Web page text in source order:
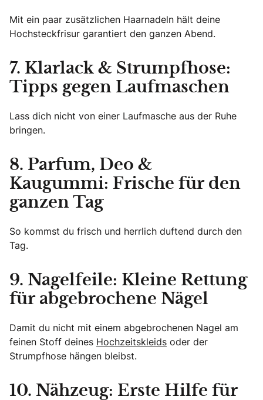
Mit ein paar zusätzlichen Haarnadeln hält deine
Hochsteckfrisur garantiert den ganzen Abend.
7. Klarlack & Strumpfhose:
Tipps gegen Laufmaschen
Lass dich nicht von einer Laufmasche aus der Ruhe
bringen.
8. Parfum, Deo &
Kaugummi: Frische für den
ganzen Tag
So kommst du frisch und herrlich duftend durch den
Tag.
9. Nagelfeile: Kleine Rettung
für abgebrochene Nägel
Damit du nicht mit einem abgebrochenen Nagel am
feinen Stoff deines Hochzeitskleids oder der
Strumpfhose hängen bleibst.
10. Nähzeug: Erste Hilfe für